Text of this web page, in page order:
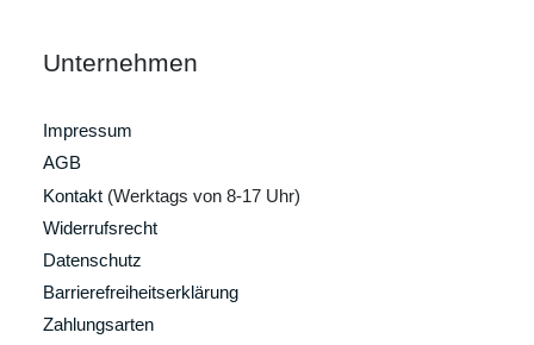
Unternehmen
Impressum
AGB
Kontakt (Werktags von 8-17 Uhr)
Widerrufsrecht
Datenschutz
Barrierefreiheitserklärung
Zahlungsarten